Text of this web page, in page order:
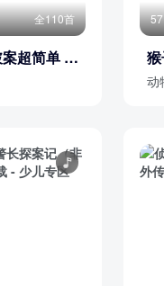
全110首
超简单 |
动